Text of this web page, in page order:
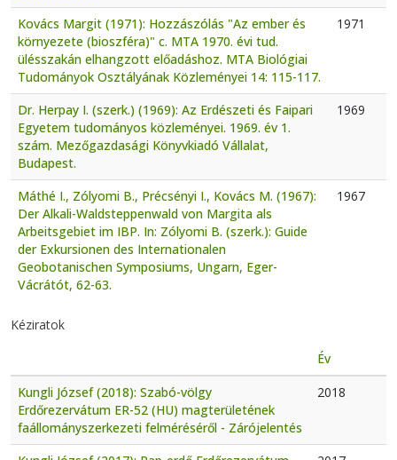
Kovács Margit (1971): Hozzászólás "Az ember és
környezete (bioszféra)" c. MTA 1970. évi tud.
ülésszakán elhangzott előadáshoz. MTA Biológiai
Tudományok Osztályának Közleményei 14: 115-117.
1971
Dr. Herpay I. (szerk.) (1969): Az Erdészeti és Faipari
Egyetem tudományos közleményei. 1969. év 1.
szám. Mezőgazdasági Könyvkiadó Vállalat,
Budapest.
1969
Máthé I., Zólyomi B., Précsényi I., Kovács M. (1967):
Der Alkali-Waldsteppenwald von Margita als
Arbeitsgebiet im IBP. In: Zólyomi B. (szerk.): Guide
der Exkursionen des Internationalen
Geobotanischen Symposiums, Ungarn, Eger-
Vácrátót, 62-63.
1967
Kéziratok
Év
Kungli József (2018): Szabó-völgy
Erdőrezervátum ER-52 (HU) magterületének
faállományszerkezeti felméréséről - Zárójelentés
2018